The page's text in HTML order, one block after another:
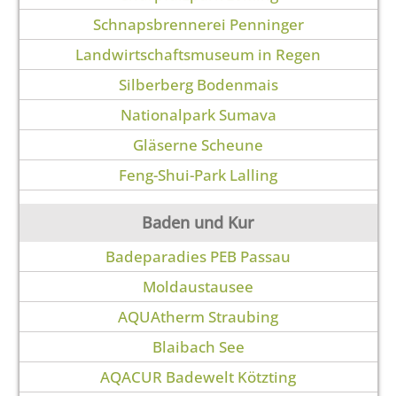
Schnapsbrennerei Penninger
Landwirtschaftsmuseum in Regen
Silberberg Bodenmais
Nationalpark Sumava
Gläserne Scheune
Feng-Shui-Park Lalling
Baden und Kur
Badeparadies PEB Passau
Moldaustausee
AQUAtherm Straubing
Blaibach See
AQACUR Badewelt Kötzting